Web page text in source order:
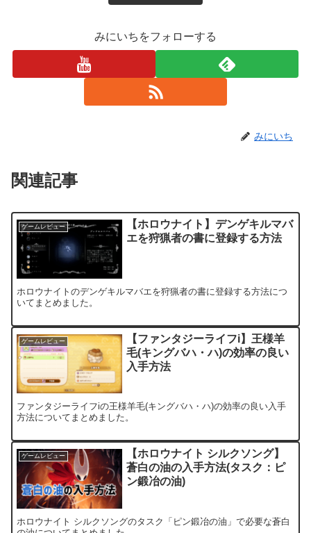
みにいちをフォローする
みにいち
関連記事
ゲームレビュー
【ホロウナイト】デンゲキルマバ
エを狩猟者の書に登録する方法
ホロウナイトのデンゲキルマバエを狩猟者の書に登録する方法につ
いてまとめました。
ゲームレビュー
【ファンタジーライフi】王様羊
毛(キングバハ・ハ)の効率の良い
入手方法
ファンタジーライフiの王様羊毛(キングバハ・ハ)の効率の良い入手
方法についてまとめました。
ゲームレビュー
【ホロウナイト シルクソング】
蒼白の油の入手方法(タスク：ピ
ン鍛冶の油)
ホロウナイト シルクソングのタスク「ピン鍛冶の油」で必要な蒼白